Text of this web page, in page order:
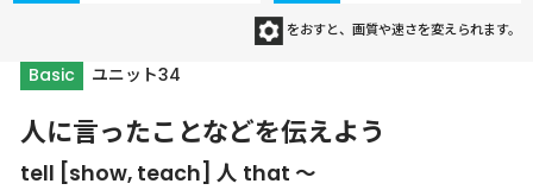
Basic ユニット34
人に言ったことなどを伝えよう
tell [show, teach] 人 that ～
をおすと、画質や速さを変えられます。